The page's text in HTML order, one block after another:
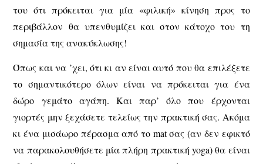
του ότι πρόκειται για μία «φιλική» κίνηση προς το
περιβάλλον θα υπενθυμίζει και στον κάτοχο του τη
σημασία της ανακύκλωσης!
Όπως και να ’χει, ότι κι αν είναι αυτό που θα επιλέξετε
το σημαντικότερο όλων είναι να πρόκειται για ένα
δώρο γεμάτο αγάπη. Και παρ’ όλο που έρχονται
γιορτές μην ξεχάσετε τελείως την πρακτική σας. Ακόμα
κι ένα μισάωρο πέρασμα από το mat σας (αν δεν εφικτό
να παρακολουθήσετε μία πλήρη πρακτική yoga) θα είναι